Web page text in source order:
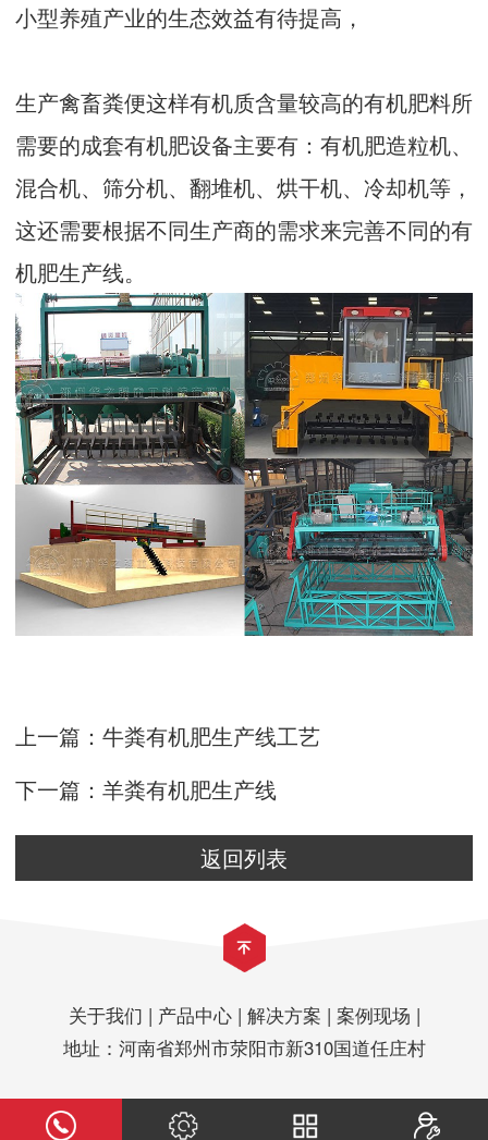
小型养殖产业的生态效益有待提高，
生产禽畜粪便这样有机质含量较高的有机肥料所
需要的成套有机肥设备主要有：有机肥造粒机、
混合机、筛分机、翻堆机、烘干机、冷却机等，
这还需要根据不同生产商的需求来完善不同的有
机肥生产线。
上一篇： 牛粪有机肥生产线工艺
下一篇： 羊粪有机肥生产线
返回列表
关于我们 | 产品中心| 解决方案 | 案例现场 |
地址：河南省郑州市荥阳市新310国道任庄村